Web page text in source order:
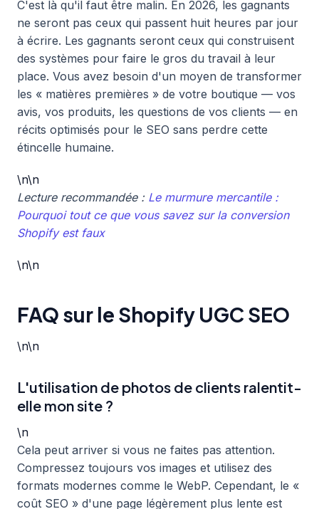
C'est là qu'il faut être malin. En 2026, les gagnants
ne seront pas ceux qui passent huit heures par jour
à écrire. Les gagnants seront ceux qui construisent
des systèmes pour faire le gros du travail à leur
place. Vous avez besoin d'un moyen de transformer
les « matières premières » de votre boutique — vos
avis, vos produits, les questions de vos clients — en
récits optimisés pour le SEO sans perdre cette
étincelle humaine.
\n\n
Lecture recommandée : Le murmure mercantile :
Pourquoi tout ce que vous savez sur la conversion
Shopify est faux
\n\n
FAQ sur le Shopify UGC SEO
\n\n
L'utilisation de photos de clients ralentit-
elle mon site ?
\n
Cela peut arriver si vous ne faites pas attention.
Compressez toujours vos images et utilisez des
formats modernes comme le WebP. Cependant, le «
coût SEO » d'une page légèrement plus lente est